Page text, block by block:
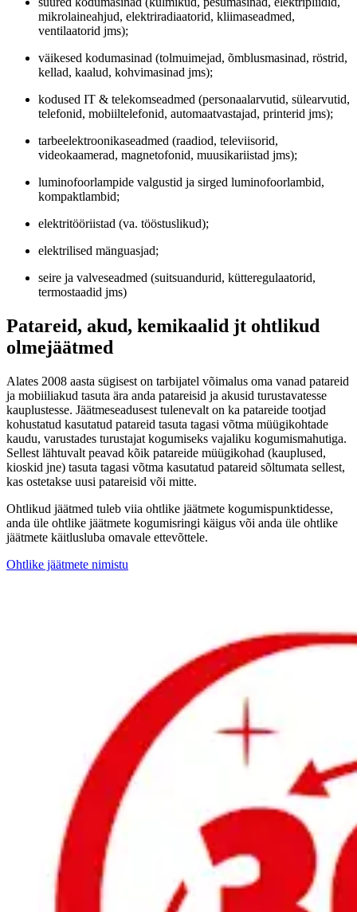
mikrolaineahjud, elektriradiaatorid, kliimaseadmed,
ventilaatorid jms);
väikesed kodumasinad (tolmuimejad, õmblusmasinad, röstrid,
kellad, kaalud, kohvimasinad jms);
kodused IT & telekomseadmed (personaalarvutid, sülearvutid,
telefonid, mobiiltelefonid, automaatvastajad, printerid jms);
tarbeelektroonikaseadmed (raadiod, televiisorid,
videokaamerad, magnetofonid, muusikariistad jms);
luminofoorlampide valgustid ja sirged luminofoorlambid,
kompaktlambid;
elektritööriistad (va. tööstuslikud);
elektrilised mänguasjad;
seire ja valveseadmed (suitsuandurid, kütteregulaatorid,
termostaadid jms)
Patareid, akud, kemikaalid jt ohtlikud
olmejäätmed
Alates 2008 aasta sügisest on tarbijatel võimalus oma vanad patareid
ja mobiiliakud tasuta ära anda patareisid ja akusid turustavatesse
kauplustesse. Jäätmeseadusest tulenevalt on ka patareide tootjad
kohustatud kasutatud patareid tasuta tagasi võtma müügikohtade
kaudu, varustades turustajat kogumiseks vajaliku kogumismahutiga.
Sellest lähtuvalt peavad kõik patareide müügikohad (kauplused,
kioskid jne) tasuta tagasi võtma kasutatud patareid sõltumata sellest,
kas ostetakse uusi patareisid või mitte.
Ohtlikud jäätmed tuleb viia ohtlike jäätmete kogumispunktidesse,
anda üle ohtlike jäätmete kogumisringi käigus või anda üle ohtlike
jäätmete käitlusluba omavale ettevõttele.
Ohtlike jäätmete nimistu